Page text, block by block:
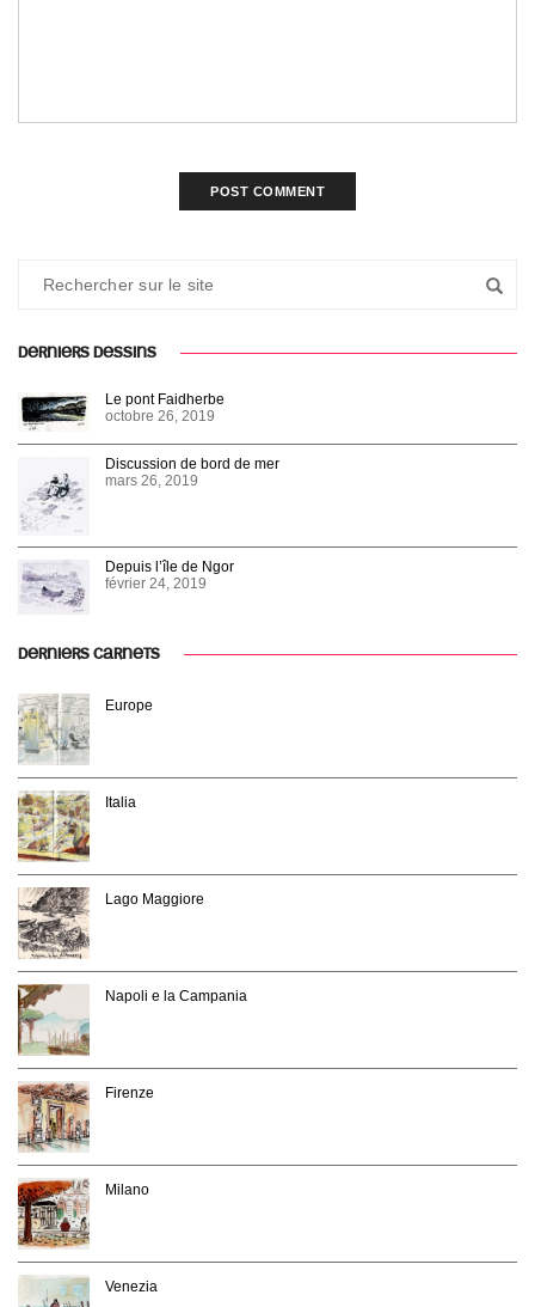
DERNIERS DESSINS
Le pont Faidherbe
octobre 26, 2019
Discussion de bord de mer
mars 26, 2019
Depuis l’île de Ngor
février 24, 2019
DERNIERS CARNETS
Europe
Italia
Lago Maggiore
Napoli e la Campania
Firenze
Milano
Venezia